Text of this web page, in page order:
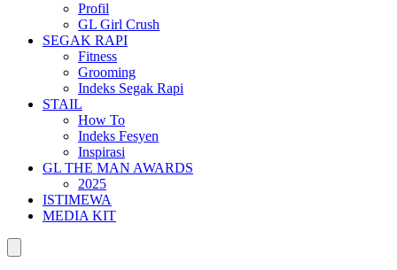
Profil
GL Girl Crush
SEGAK RAPI
Fitness
Grooming
Indeks Segak Rapi
STAIL
How To
Indeks Fesyen
Inspirasi
GL THE MAN AWARDS
2025
ISTIMEWA
MEDIA KIT